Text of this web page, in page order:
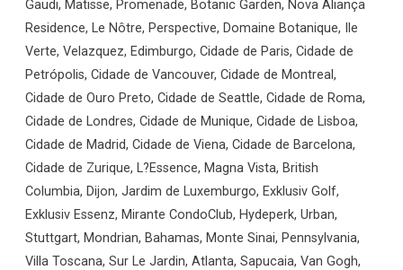
Gaudi, Matisse, Promenade, Botanic Garden, Nova Aliança
Residence, Le Nôtre, Perspective, Domaine Botanique, Ile
Verte, Velazquez, Edimburgo, Cidade de Paris, Cidade de
Petrópolis, Cidade de Vancouver, Cidade de Montreal,
Cidade de Ouro Preto, Cidade de Seattle, Cidade de Roma,
Cidade de Londres, Cidade de Munique, Cidade de Lisboa,
Cidade de Madrid, Cidade de Viena, Cidade de Barcelona,
Cidade de Zurique, L?Essence, Magna Vista, British
Columbia, Dijon, Jardim de Luxemburgo, Exklusiv Golf,
Exklusiv Essenz, Mirante CondoClub, Hydeperk, Urban,
Stuttgart, Mondrian, Bahamas, Monte Sinai, Pennsylvania,
Villa Toscana, Sur Le Jardin, Atlanta, Sapucaia, Van Gogh,